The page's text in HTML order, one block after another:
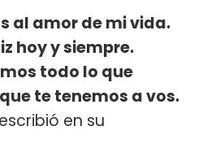
al amor de mi vida.
hoy y siempre.
todo lo que
te tenemos a vos.
escribió en su